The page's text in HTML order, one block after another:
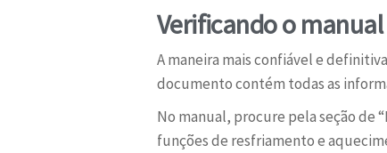
Verificando o
A maneira mais confiável e
documento contém todas as
No manual, procure pela seção de
funções de resfriamento e